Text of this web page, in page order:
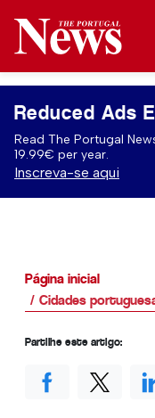
Reduced Ads
Read The Portugal
19.99€ per year.
Inscreva-se aqui
Página inicial
Cidades
Partilhe este artigo: